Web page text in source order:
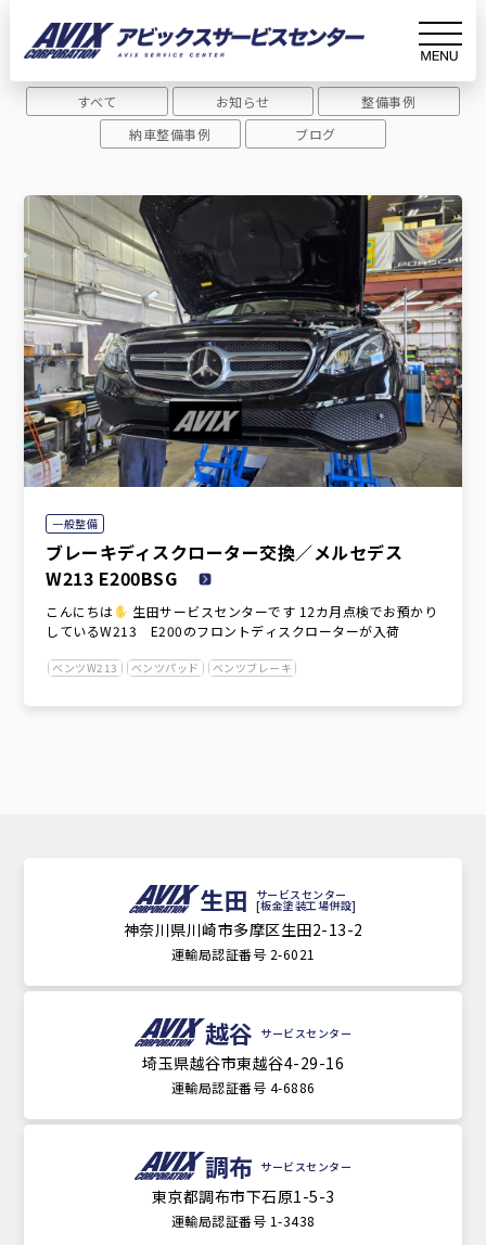
アーカイブ
Archive
ホーム ベンツW213
すべて お知らせ
整備事例
納車整備事例
ブログ
一般整備
ブレーキディスクローター交換／メルセデス
W213 E200BSG
こんにちは
しているW213 E200のフロントディスクローターが入荷
ベンツW213 ベンツパッド ベンツブレーキ
生田 サービスセンター
[板金塗装工場併設]
神奈川県川崎市多摩区生田2-13-2
運輸局認証番号 2-6021
越谷 サービスセンター
埼玉県越谷市東越谷4-29-16
運輸局認証番号 4-6886
調布 サービスセンター
東京都調布市下石原1-5-3
運輸局認証番号 1-3438